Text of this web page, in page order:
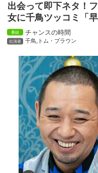
出会って即下ネタ！
女に千鳥ツッコミ「早
チャンスの時間
千鳥, トム・ブラウン